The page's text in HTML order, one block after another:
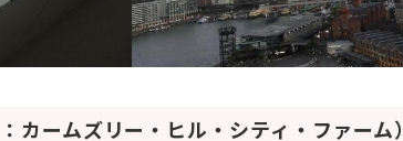
カームズリー・ヒル・シティ・ファーム）